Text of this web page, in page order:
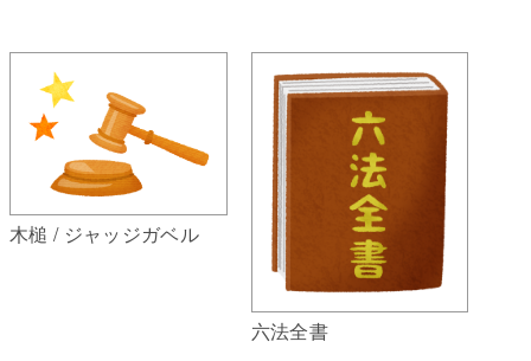
木槌 / ジャッジガベル
六法全書